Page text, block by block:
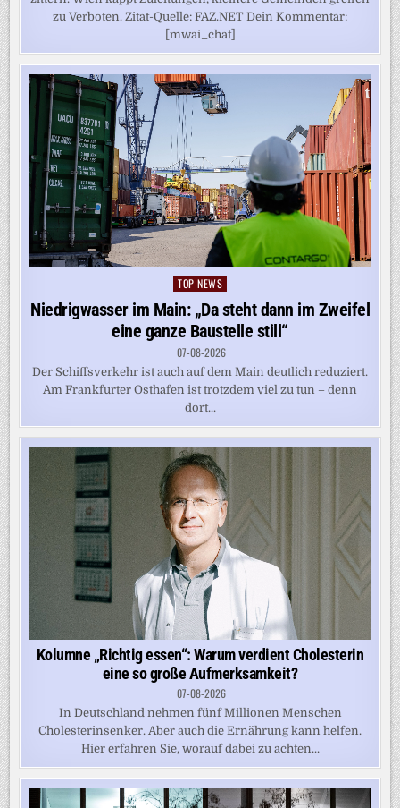
zu Verboten. Zitat-Quelle: FAZ.NET Dein Kommentar:
[mwai_chat]
Posted
in
TOP-NEWS
Niedrigwasser im Main: „Da steht dann im Zweifel
eine ganze Baustelle still“
07-08-2026
Der Schiffsverkehr ist auch auf dem Main deutlich reduziert.
Am Frankfurter Osthafen ist trotzdem viel zu tun – denn
dort...
Kolumne „Richtig essen“: Warum verdient Cholesterin
eine so große Aufmerksamkeit?
07-08-2026
In Deutschland nehmen fünf Millionen Menschen
Cholesterinsenker. Aber auch die Ernährung kann helfen.
Hier erfahren Sie, worauf dabei zu achten...